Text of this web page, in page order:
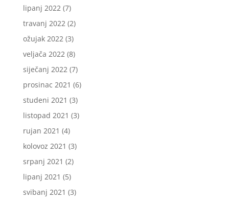
lipanj 2022(7)
travanj 2022(2)
ožujak 2022(3)
veljača 2022(8)
siječanj 2022(7)
prosinac 2021 (6)
studeni 2021 (3)
listopad 2021 (3)
rujan 2021 (4)
kolovoz 2021 (3)
srpanj 2021 (2)
lipanj 2021 (5)
svibanj 2021 (3)